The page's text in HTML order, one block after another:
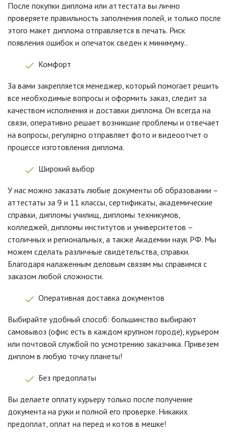
После покупки диплома или аттестата вы лично
проверяете правильность заполнения полей, и только после
этого макет диплома отправляется в печать. Риск
появления ошибок и опечаток сведен к минимуму..
Комфорт
За вами закрепляется менеджер, который помогает решить
все необходимые вопросы и оформить заказ, следит за
качеством исполнения и доставки диплома. Он всегда на
связи, оперативно решает возникшие проблемы и отвечает
на вопросы, регулярно отправляет фото и видеоотчет о
процессе изготовления диплома.
Широкий выбор
У нас можно заказать любые документы об образовании –
аттестаты за 9 и 11 классы, сертификаты, академические
справки, дипломы училищ, дипломы техникумов,
колледжей, дипломы институтов и университетов –
столичных и региональных, а также Академии наук РФ. Мы
можем сделать различные свидетельства, справки.
Благодаря налаженным деловым связям мы справимся с
заказом любой сложности.
Оперативная доставка документов
Выбирайте удобный способ: большинство выбирают
самовывоз (офис есть в каждом крупном городе), курьером
или почтовой службой по усмотрению заказчика. Привезем
диплом в любую точку планеты!
Без предоплаты
Вы делаете оплату курьеру только после получение
документа на руки и полной его проверке. Никаких
предоплат, оплат на перед и котов в мешке!